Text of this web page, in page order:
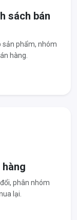
sách bán
sản phẩm, nhóm
hàng.
phân nhóm
lại.